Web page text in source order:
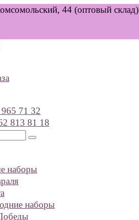
44 (оптовый склад)
71 32
813 81 18
наборы
наборы